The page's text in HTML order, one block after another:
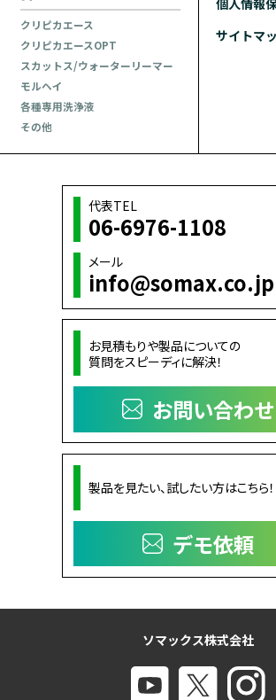
クリピカエース
クリピカエースOPT
スカットス/ウォーターリーマー
モルヘイ
各種専用洗浄液
その他
個人情報
サイトマ
代表TEL
06-6976-1108
メール
info@somax.co.jp
お見積もりや製品についての
質問をスピーディに解決！
お問い合わせ
製品を見たい、試したい方はこちら！
デモ依頼
ソマックス株式会社